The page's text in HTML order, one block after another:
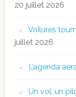
20 juillet 2026
Voilures
juillet 2026
L’agenda
Un vol, un